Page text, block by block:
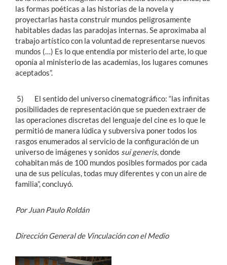
las formas poéticas a las historias de la novela y
proyectarlas hasta construir mundos peligrosamente
habitables dadas las paradojas internas. Se aproximaba al
trabajo artístico con la voluntad de representarse nuevos
mundos (…) Es lo que entendía por misterio del arte, lo que
oponía al ministerio de las academias, los lugares comunes
aceptados”.
5) El sentido del universo cinematográfico: “las infinitas
posibilidades de representación que se pueden extraer de
las operaciones discretas del lenguaje del cine es lo que le
permitió de manera lúdica y subversiva poner todos los
rasgos enumerados al servicio de la configuración de un
universo de imágenes y sonidos sui generis, donde
cohabitan más de 100 mundos posibles formados por cada
una de sus películas, todas muy diferentes y con un aire de
familia”, concluyó.
Por Juan Paulo Roldán
Dirección General de Vinculación con el Medio